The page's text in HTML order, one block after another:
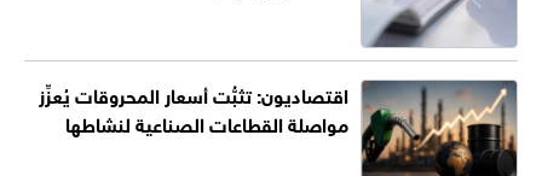
اقتصاديون: تثبُّت أسعار المحروقات يُعزِّز
مواصلة القطاعات الصناعية لنشاطها